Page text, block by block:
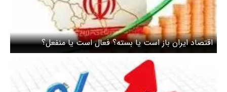
اقتصاد ایران باز است یا بسته؟‌ فعال است یا منفعل؟‌